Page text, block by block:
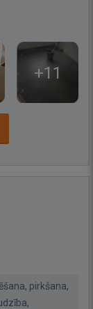
+11
pirkšana,